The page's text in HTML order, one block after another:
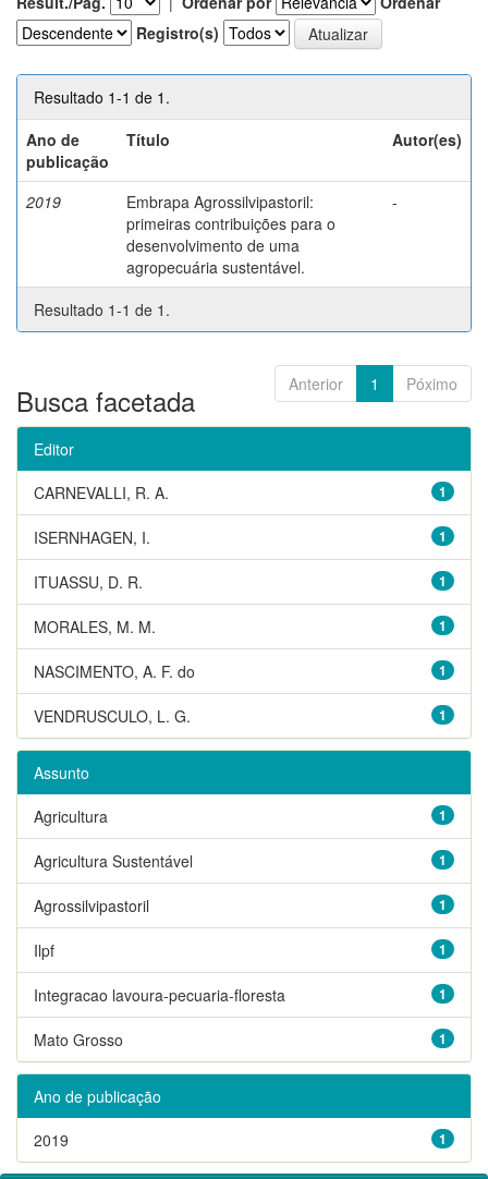
Registro(s)
Resultado 1-1 de 1.
Ano de
publicação
Título Autor(es)
2019
Embrapa Agrossilvipastoril:
primeiras contribuições para o
desenvolvimento de uma
agropecuária sustentável.
-
Resultado 1-1 de 1.
Anterior 1 Póximo
Busca facetada
Editor
1
CARNEVALLI, R. A.
1
ISERNHAGEN, I.
1
ITUASSU, D. R.
1
MORALES, M. M.
1
NASCIMENTO, A. F. do
1
VENDRUSCULO, L. G.
Assunto
1
Agricultura
1
Agricultura Sustentável
1
Agrossilvipastoril
1
Ilpf
1
Integracao lavoura-pecuaria-floresta
1
Mato Grosso
Ano de publicação
1
2019